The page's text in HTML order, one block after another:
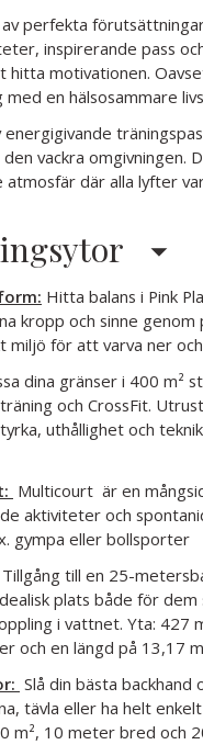
perfekta
inspirerande pass
motivationen.
med en hälsosammare
energigivande
vackra omgivningen.
atmosfär där alla lyfter
Hitta balans i Pink
kropp och sinne
miljö för att varva ner
dina gränser i 400 m²
och CrossFit.
uthållighet och
Multicourt är en
aktiviteter och
gympa eller bollsporter
Tillgång till en 25-
plats både för
i vattnet. Yta: 427
och en längd på 13,17
Slå din bästa backhand
tävla eller ha helt
m², 10 meter bred och